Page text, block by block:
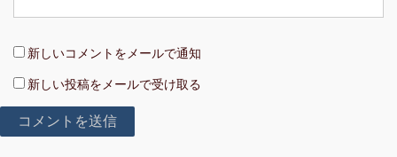
新しいコメントをメールで通知
新しい投稿をメールで受け取る